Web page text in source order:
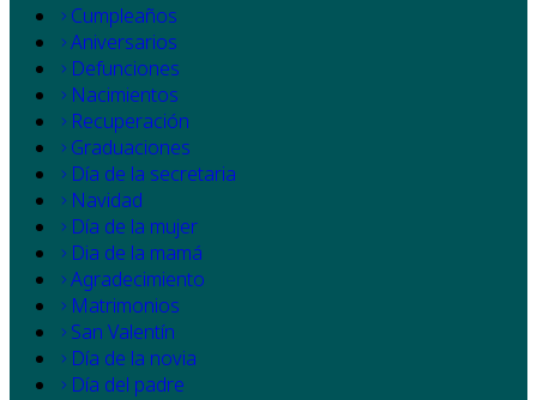
Cumpleaños
Aniversarios
Defunciones
Nacimientos
Recuperación
Graduaciones
Día de la secretaria
Navidad
Día de la mujer
Dia de la mamá
Agradecimiento
Matrimonios
San Valentín
Día de la novia
Día del padre